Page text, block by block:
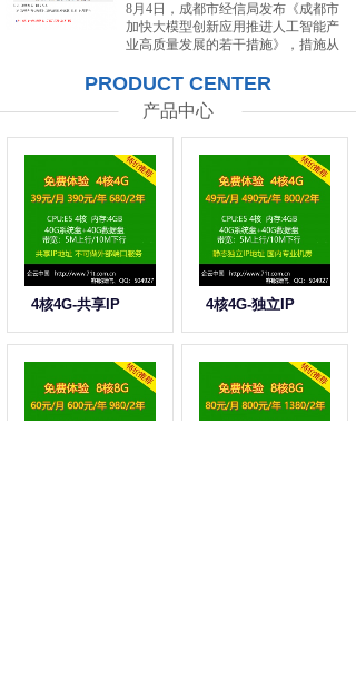
8月4日，成都市经信局发布《成都市
加快大模型创新应用推进人工智能产
业高质量发展的若干措施》，措施从
力等方面提出20条举措。...
PRODUCT CENTER
产品中心
4核4G-共享IP 4核4G-独立IP